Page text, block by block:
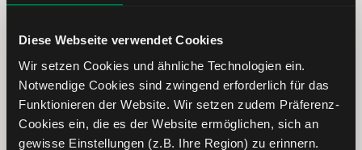
Diese Webseite verwendet Cookies
Wir setzen Cookies und ähnliche Technologien ein.
Notwendige Cookies sind zwingend erforderlich für das
Funktionieren der Website. Wir setzen zudem Präferenz-
Cookies ein, die es der Website ermöglichen, sich an
gewisse Einstellungen (z.B. Ihre Region) zu erinnern.
5 entscheidende Vorteile vom
Online Broker LYNX
Weltweites Handeln